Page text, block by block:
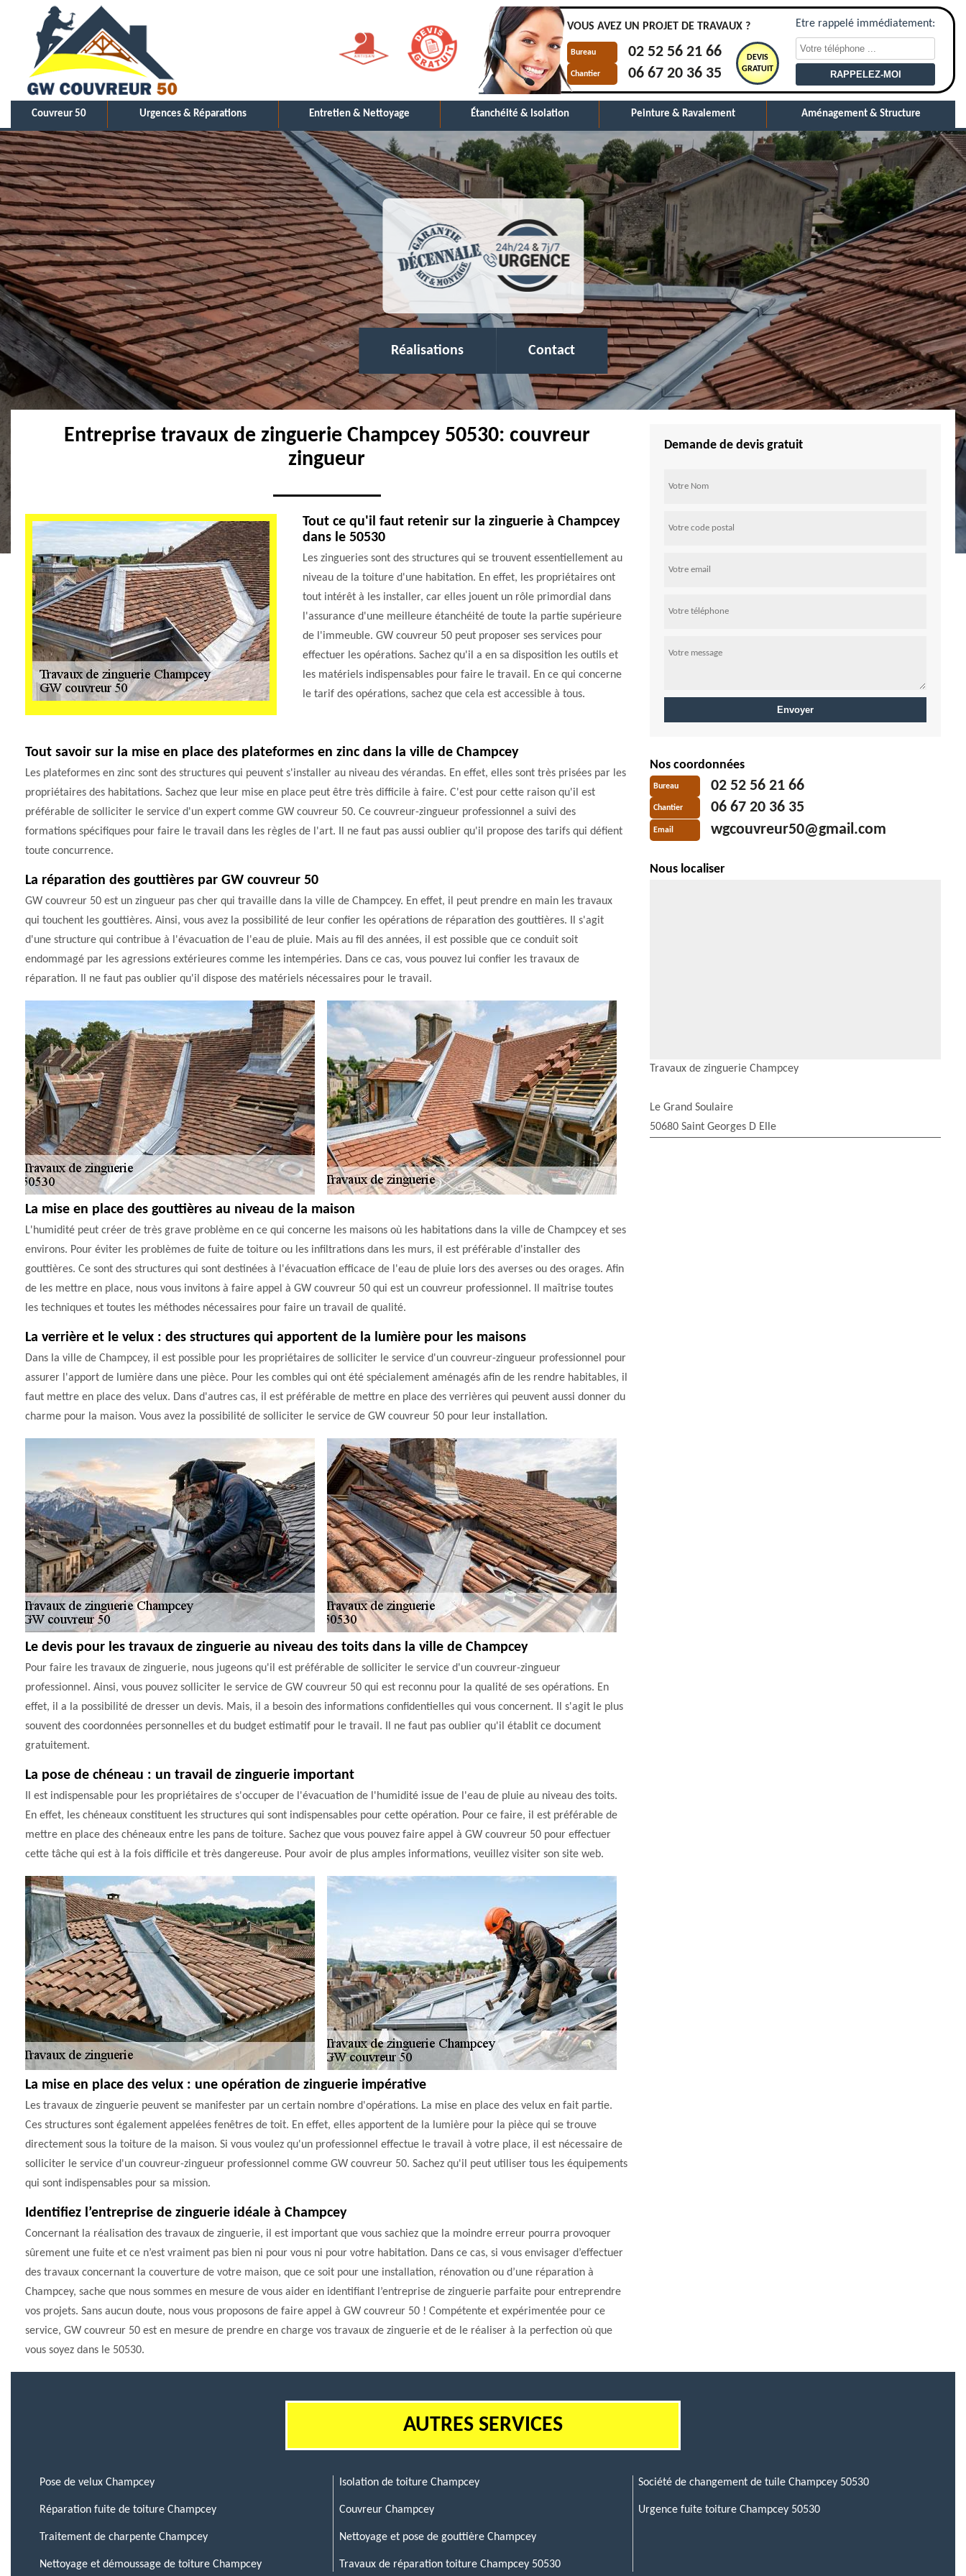
VOUS AVEZ UN PROJET DE TRAVAUX ?
Bureau 02 52 56 21 66
Chantier 06 67 20 36 35
DEVIS
GRATUIT
Etre rappelé immédiatement:
Couvreur 50 Urgences & Réparations Entretien & Nettoyage Étanchéité & Isolation Peinture & Ravalement Aménagement & Structure
Réalisations Contact
Entreprise travaux de zinguerie Champcey 50530: couvreur
zingueur
Tout ce qu'il faut retenir sur la zinguerie à Champcey
dans le 50530
Les zingueries sont des structures qui se trouvent essentiellement au
niveau de la toiture d'une habitation. En effet, les propriétaires ont
tout intérêt à les installer, car elles jouent un rôle primordial dans
l'assurance d'une meilleure étanchéité de toute la partie supérieure
de l'immeuble. GW couvreur 50 peut proposer ses services pour
effectuer les opérations. Sachez qu'il a en sa disposition les outils et
les matériels indispensables pour faire le travail. En ce qui concerne
le tarif des opérations, sachez que cela est accessible à tous.
Tout savoir sur la mise en place des plateformes en zinc dans la ville de Champcey
Les plateformes en zinc sont des structures qui peuvent s'installer au niveau des vérandas. En effet, elles sont très prisées par les
propriétaires des habitations. Sachez que leur mise en place peut être très difficile à faire. C'est pour cette raison qu'il est
préférable de solliciter le service d'un expert comme GW couvreur 50. Ce couvreur-zingueur professionnel a suivi des
formations spécifiques pour faire le travail dans les règles de l'art. Il ne faut pas aussi oublier qu'il propose des tarifs qui défient
toute concurrence.
La réparation des gouttières par GW couvreur 50
GW couvreur 50 est un zingueur pas cher qui travaille dans la ville de Champcey. En effet, il peut prendre en main les travaux
qui touchent les gouttières. Ainsi, vous avez la possibilité de leur confier les opérations de réparation des gouttières. Il s'agit
d'une structure qui contribue à l'évacuation de l'eau de pluie. Mais au fil des années, il est possible que ce conduit soit
endommagé par les agressions extérieures comme les intempéries. Dans ce cas, vous pouvez lui confier les travaux de
réparation. Il ne faut pas oublier qu'il dispose des matériels nécessaires pour le travail.
La mise en place des gouttières au niveau de la maison
L'humidité peut créer de très grave problème en ce qui concerne les maisons où les habitations dans la ville de Champcey et ses
environs. Pour éviter les problèmes de fuite de toiture ou les infiltrations dans les murs, il est préférable d'installer des
gouttières. Ce sont des structures qui sont destinées à l'évacuation efficace de l'eau de pluie lors des averses ou des orages. Afin
de les mettre en place, nous vous invitons à faire appel à GW couvreur 50 qui est un couvreur professionnel. Il maîtrise toutes
les techniques et toutes les méthodes nécessaires pour faire un travail de qualité.
La verrière et le velux : des structures qui apportent de la lumière pour les maisons
Dans la ville de Champcey, il est possible pour les propriétaires de solliciter le service d'un couvreur-zingueur professionnel pour
assurer l'apport de lumière dans une pièce. Pour les combles qui ont été spécialement aménagés afin de les rendre habitables, il
faut mettre en place des velux. Dans d'autres cas, il est préférable de mettre en place des verrières qui peuvent aussi donner du
charme pour la maison. Vous avez la possibilité de solliciter le service de GW couvreur 50 pour leur installation.
Le devis pour les travaux de zinguerie au niveau des toits dans la ville de Champcey
Pour faire les travaux de zinguerie, nous jugeons qu'il est préférable de solliciter le service d'un couvreur-zingueur
professionnel. Ainsi, vous pouvez solliciter le service de GW couvreur 50 qui est reconnu pour la qualité de ses opérations. En
effet, il a la possibilité de dresser un devis. Mais, il a besoin des informations confidentielles qui vous concernent. Il s'agit le plus
souvent des coordonnées personnelles et du budget estimatif pour le travail. Il ne faut pas oublier qu'il établit ce document
gratuitement.
La pose de chéneau : un travail de zinguerie important
Il est indispensable pour les propriétaires de s'occuper de l'évacuation de l'humidité issue de l'eau de pluie au niveau des toits.
En effet, les chéneaux constituent les structures qui sont indispensables pour cette opération. Pour ce faire, il est préférable de
mettre en place des chéneaux entre les pans de toiture. Sachez que vous pouvez faire appel à GW couvreur 50 pour effectuer
cette tâche qui est à la fois difficile et très dangereuse. Pour avoir de plus amples informations, veuillez visiter son site web.
La mise en place des velux : une opération de zinguerie impérative
Les travaux de zinguerie peuvent se manifester par un certain nombre d'opérations. La mise en place des velux en fait partie.
Ces structures sont également appelées fenêtres de toit. En effet, elles apportent de la lumière pour la pièce qui se trouve
directement sous la toiture de la maison. Si vous voulez qu'un professionnel effectue le travail à votre place, il est nécessaire de
solliciter le service d'un couvreur-zingueur professionnel comme GW couvreur 50. Sachez qu'il peut utiliser tous les équipements
qui sont indispensables pour sa mission.
Identifiez l’entreprise de zinguerie idéale à Champcey
Concernant la réalisation des travaux de zinguerie, il est important que vous sachiez que la moindre erreur pourra provoquer
sûrement une fuite et ce n’est vraiment pas bien ni pour vous ni pour votre habitation. Dans ce cas, si vous envisager d’effectuer
des travaux concernant la couverture de votre maison, que ce soit pour une installation, rénovation ou d’une réparation à
Champcey, sache que nous sommes en mesure de vous aider en identifiant l’entreprise de zinguerie parfaite pour entreprendre
vos projets. Sans aucun doute, nous vous proposons de faire appel à GW couvreur 50 ! Compétente et expérimentée pour ce
service, GW couvreur 50 est en mesure de prendre en charge vos travaux de zinguerie et de le réaliser à la perfection où que
vous soyez dans le 50530.
Demande de devis gratuit
Nos coordonnées
Bureau 02 52 56 21 66
Chantier 06 67 20 36 35
Email wgcouvreur50@gmail.com
Nous localiser
Travaux de zinguerie Champcey
Le Grand Soulaire
50680 Saint Georges D Elle
AUTRES SERVICES
Pose de velux Champcey
Réparation fuite de toiture Champcey
Traitement de charpente Champcey
Nettoyage et démoussage de toiture Champcey
Isolation de toiture Champcey
Couvreur Champcey
Nettoyage et pose de gouttière Champcey
Travaux de réparation toiture Champcey 50530
Société de changement de tuile Champcey 50530
Urgence fuite toiture Champcey 50530